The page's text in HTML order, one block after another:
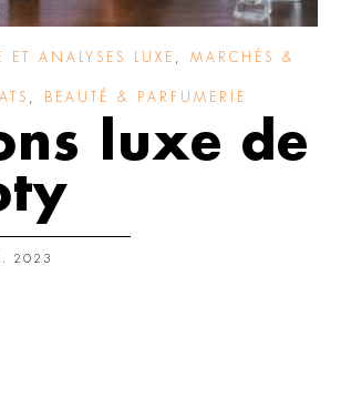
ET ANALYSES LUXE MARCHÉS &
BEAUTÉ & PARFUMERIE
luxe de
2023